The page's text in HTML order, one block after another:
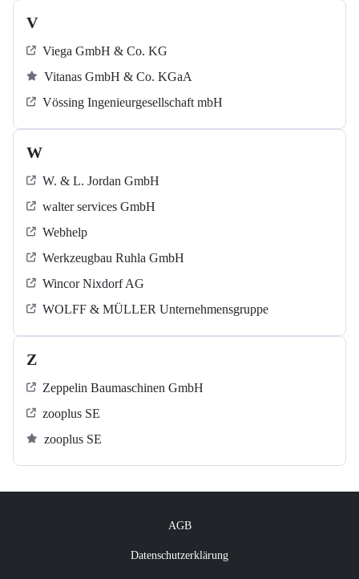
V
Viega GmbH & Co. KG
Vitanas GmbH & Co. KGaA
Vössing Ingenieurgesellschaft mbH
W
W. & L. Jordan GmbH
walter services GmbH
Webhelp
Werkzeugbau Ruhla GmbH
Wincor Nixdorf AG
WOLFF & MÜLLER Unternehmensgruppe
Z
Zeppelin Baumaschinen GmbH
zooplus SE
zooplus SE
AGB
Datenschutzerklärung